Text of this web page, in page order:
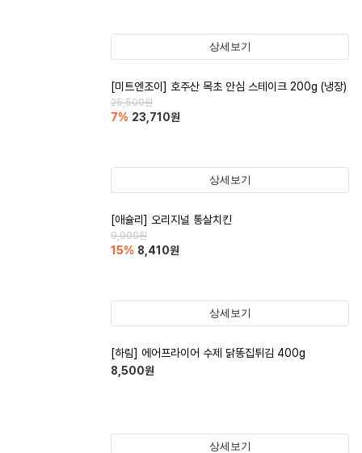
상세보기
[미트엔조이] 호주산 목초 안심 스테이크 200g (냉장)
25,500원
7% 23,710원
상세보기
[애슐리] 오리지널 통살치킨
9,900원
15% 8,410원
상세보기
[하림] 에어프라이어 수제 닭똥집튀김 400g
8,500원
상세보기